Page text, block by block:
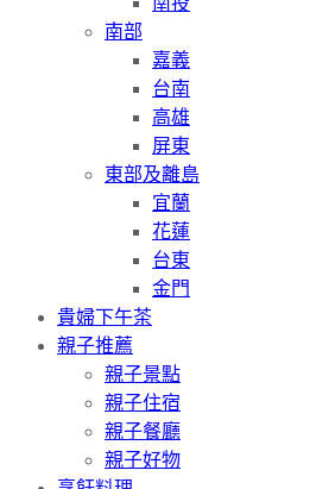
南部
嘉義
台南
高雄
屏東
東部及離島
宜蘭
花蓮
台東
金門
貴婦下午茶
親子推薦
親子景點
親子住宿
親子餐廳
親子好物